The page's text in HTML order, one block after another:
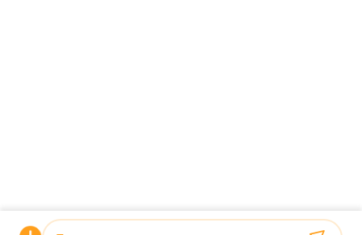
कॉपीराइट © 2025-2026 Keribo Heat Exchange Equipment (Qingdao) CO., Ltd.